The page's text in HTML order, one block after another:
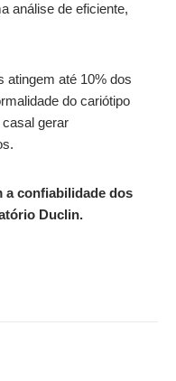
análise de eficiente,
atingem até 10% dos
do cariótipo
gerar
a confiabilidade dos
Duclin.